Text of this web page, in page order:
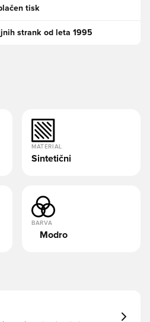
tisk
strank od leta 1995
MATERIAL
Sintetični
BARVA
Modro